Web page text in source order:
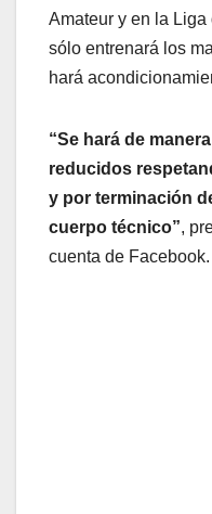
Amateur y en la
sólo entrenará los
hará
“Se hará de
reducidos
y por terminación
cuerpo técnico”,
cuenta de Facebook.